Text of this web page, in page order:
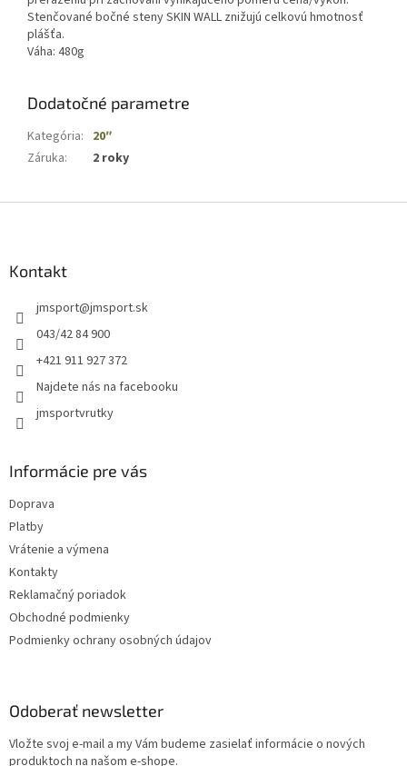
Stenčované bočné steny SKIN WALL znižujú celkovú hmotnosť
plášťa.
Váha: 480g
Dodatočné parametre
Kategória: 20″
Záruka: 2 roky
Kontakt
jmsport@jmsport.sk
043/42 84 900
+421 911 927 372
Najdete nás na facebooku
jmsportvrutky
Informácie pre vás
Doprava
Platby
Vrátenie a výmena
Kontakty
Reklamačný poriadok
Obchodné podmienky
Podmienky ochrany osobných údajov
Odoberať newsletter
Vložte svoj e-mail a my Vám budeme zasielať informácie o nových
produktoch na našom e-shope.